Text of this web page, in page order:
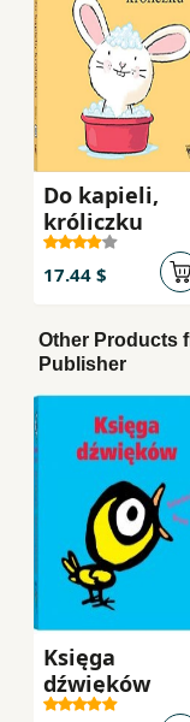
Do kapieli,
króliczku
17.44 $
Other Products
Publisher
Księga
dźwięków